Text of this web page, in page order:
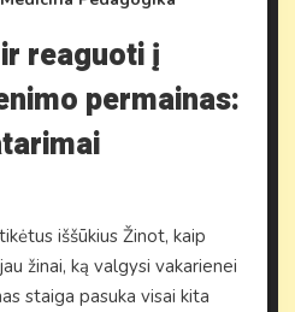
reaguoti į
permainas:
iššūkius Žinot, kaip
žinai, ką valgysi vakarienei
staiga pasuka visai kita